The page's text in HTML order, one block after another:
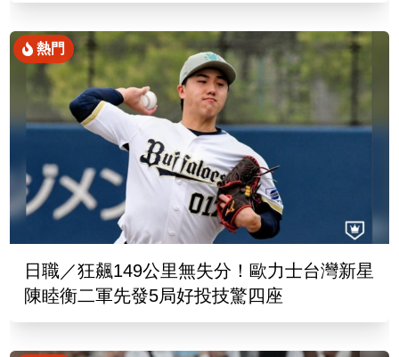
熱門
日職／狂飆149公里無失分！歐力士台灣新星
陳睦衡二軍先發5局好投技驚四座